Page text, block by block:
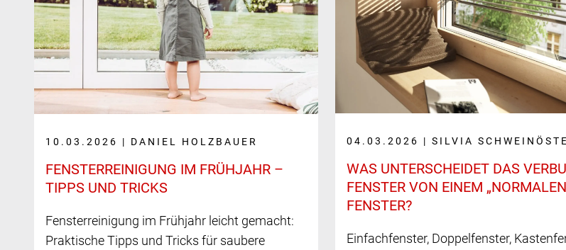
10.03.2026 | DANIEL HOLZBAUER
FENSTER­REINIGUNG IM FRÜHJAHR –
TIPPS UND TRICKS
Fensterreinigung im Frühjahr leicht gemacht:
Praktische Tipps und Tricks für saubere
04.03.2026 | SILVIA
WAS UNTERSCHEIDET DAS
FENSTER VON EINEM
FENSTER?
Einfachfenster, Doppelfenster,